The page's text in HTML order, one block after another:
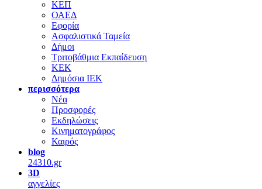
ΚΕΠ
ΟΑΕΔ
Εφορία
Ασφαλιστικά Ταμεία
Δήμοι
Τριτοβάθμια Εκπαίδευση
ΚΕΚ
Δημόσια ΙΕΚ
περισσότερα
Νέα
Προσφορές
Εκδηλώσεις
Κινηματογράφος
Καιρός
blog
24310.gr
3D
αγγελίες